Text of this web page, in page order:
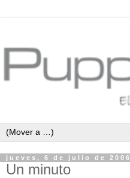
jueves, 6 de julio de 2006
Un minuto